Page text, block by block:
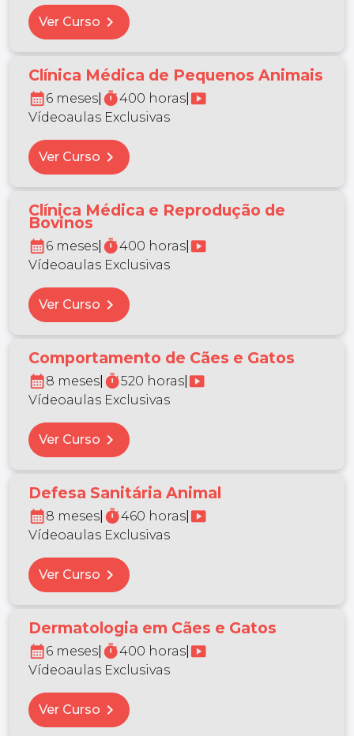
Ver Curso chevron_right
Clínica Médica de Pequenos Animais
calendar_month6 meses timer400 horas smart_display
Vídeoaulas Exclusivas
Ver Curso chevron_right
Clínica Médica e Reprodução de
Bovinos
calendar_month6 meses timer400 horas smart_display
Vídeoaulas Exclusivas
Ver Curso chevron_right
Comportamento de Cães e Gatos
calendar_month8 meses timer520 horas smart_display
Vídeoaulas Exclusivas
Ver Curso chevron_right
Defesa Sanitária Animal
calendar_month8 meses timer460 horas smart_display
Vídeoaulas Exclusivas
Ver Curso chevron_right
Dermatologia em Cães e Gatos
calendar_month6 meses timer400 horas smart_display
Vídeoaulas Exclusivas
Ver Curso chevron_right